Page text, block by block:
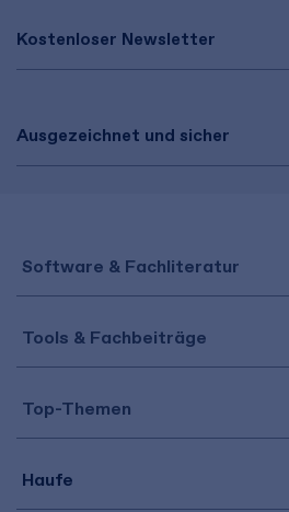
Kostenloser Newsletter
Ausgezeichnet und sicher
Software & Fachliteratur
Tools & Fachbeiträge
Top-Themen
Haufe